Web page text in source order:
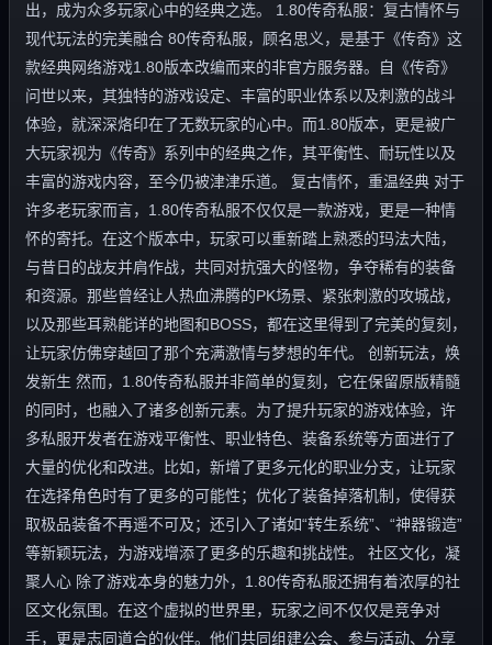
出，成为众多玩家心中的经典之选。 1.80传奇私服：复古情怀与
现代玩法的完美融合 80传奇私服，顾名思义，是基于《传奇》这
款经典网络游戏1.80版本改编而来的非官方服务器。自《传奇》
问世以来，其独特的游戏设定、丰富的职业体系以及刺激的战斗
体验，就深深烙印在了无数玩家的心中。而1.80版本，更是被广
大玩家视为《传奇》系列中的经典之作，其平衡性、耐玩性以及
丰富的游戏内容，至今仍被津津乐道。 复古情怀，重温经典 对于
许多老玩家而言，1.80传奇私服不仅仅是一款游戏，更是一种情
怀的寄托。在这个版本中，玩家可以重新踏上熟悉的玛法大陆，
与昔日的战友并肩作战，共同对抗强大的怪物，争夺稀有的装备
和资源。那些曾经让人热血沸腾的PK场景、紧张刺激的攻城战，
以及那些耳熟能详的地图和BOSS，都在这里得到了完美的复刻，
让玩家仿佛穿越回了那个充满激情与梦想的年代。 创新玩法，焕
发新生 然而，1.80传奇私服并非简单的复刻，它在保留原版精髓
的同时，也融入了诸多创新元素。为了提升玩家的游戏体验，许
多私服开发者在游戏平衡性、职业特色、装备系统等方面进行了
大量的优化和改进。比如，新增了更多元化的职业分支，让玩家
在选择角色时有了更多的可能性；优化了装备掉落机制，使得获
取极品装备不再遥不可及；还引入了诸如“转生系统”、“神器锻造”
等新颖玩法，为游戏增添了更多的乐趣和挑战性。 社区文化，凝
聚人心 除了游戏本身的魅力外，1.80传奇私服还拥有着浓厚的社
区文化氛围。在这个虚拟的世界里，玩家之间不仅仅是竞争对
手，更是志同道合的伙伴。他们共同组建公会、参与活动、分享